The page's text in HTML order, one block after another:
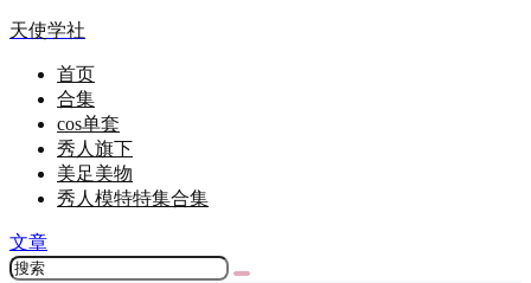
天使学社
首页
合集
cos单套
秀人旗下
美足美物
秀人模特特集合集
文章